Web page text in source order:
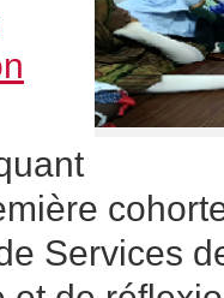
Services